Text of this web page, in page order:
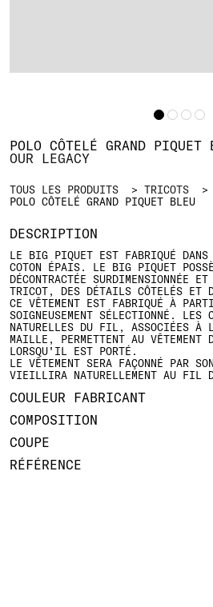
TOUS LES PRODUITS TRICOTS
POLO CÔTELÉ GRAND PIQUET BLEU
POLO CÔTELÉ GRAND PIQUET
OUR LEGACY
DESCRIPTION
LE BIG PIQUET EST FABRIQUÉ DANS
COTON ÉPAIS. LE BIG PIQUET
DÉCONTRACTÉE SURDIMENSIONNÉE
TRICOT, DES DÉTAILS CÔTELÉS ET
CE VÊTEMENT EST FABRIQUÉ À
SOIGNEUSEMENT SÉLECTIONNÉ. LES
NATURELLES DU FIL, ASSOCIÉES À
MAILLE, PERMETTENT AU VÊTEMENT
LORSQU'IL EST PORTÉ.
LE VÊTEMENT SERA FAÇONNÉ PAR
VIEILLIRA NATURELLEMENT AU FIL
COULEUR FABRICANT
COMPOSITION
COUPE
RÉFÉRENCE